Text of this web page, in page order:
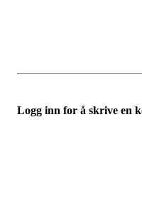
Logg inn for å skrive en